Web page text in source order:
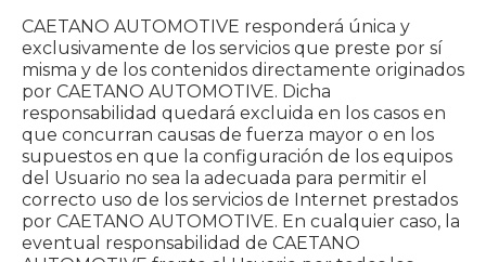
CAETANO AUTOMOTIVE responderá única y
exclusivamente de los servicios que preste por sí
misma y de los contenidos directamente originados
por CAETANO AUTOMOTIVE. Dicha
responsabilidad quedará excluida en los casos en
que concurran causas de fuerza mayor o en los
supuestos en que la configuración de los equipos
del Usuario no sea la adecuada para permitir el
correcto uso de los servicios de Internet prestados
por CAETANO AUTOMOTIVE. En cualquier caso, la
eventual responsabilidad de CAETANO